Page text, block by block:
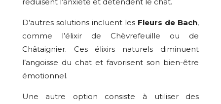
D’autres solutions incluent les Fleurs de Bach,
comme l’élixir de Chèvrefeuille ou de
Châtaignier. Ces élixirs naturels diminuent
l’angoisse du chat et favorisent son bien-être
émotionnel.
Une autre option consiste à utiliser des